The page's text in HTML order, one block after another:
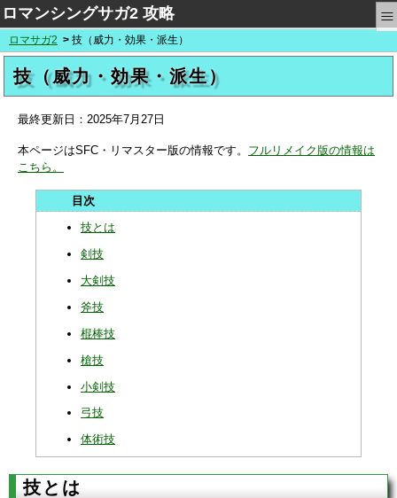
ロマンシングサガ2 攻略 ≡
ロマサガ2 技（威力・効果・派生）
技（威力・効果・派生）
最終更新日： 2025年7月27日
本ページはSFC・リマスター版の情報です。 フルリメイク版の情報は
こちら。
技とは
剣技
大剣技
斧技
棍棒技
槍技
小剣技
弓技
体術技
技とは